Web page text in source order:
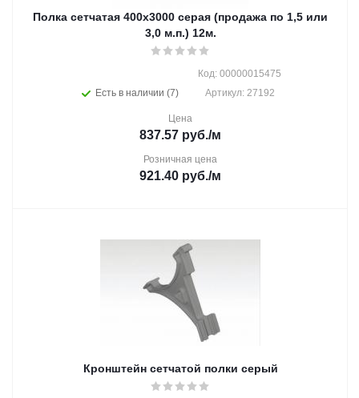
Полка сетчатая 400х3000 серая (продажа по 1,5 или
3,0 м.п.) 12м.
Есть в наличии (7)
Код: 00000015475
Артикул: 27192
Цена
837.57 руб./м
Розничная цена
921.40 руб./м
Кронштейн сетчатой полки серый